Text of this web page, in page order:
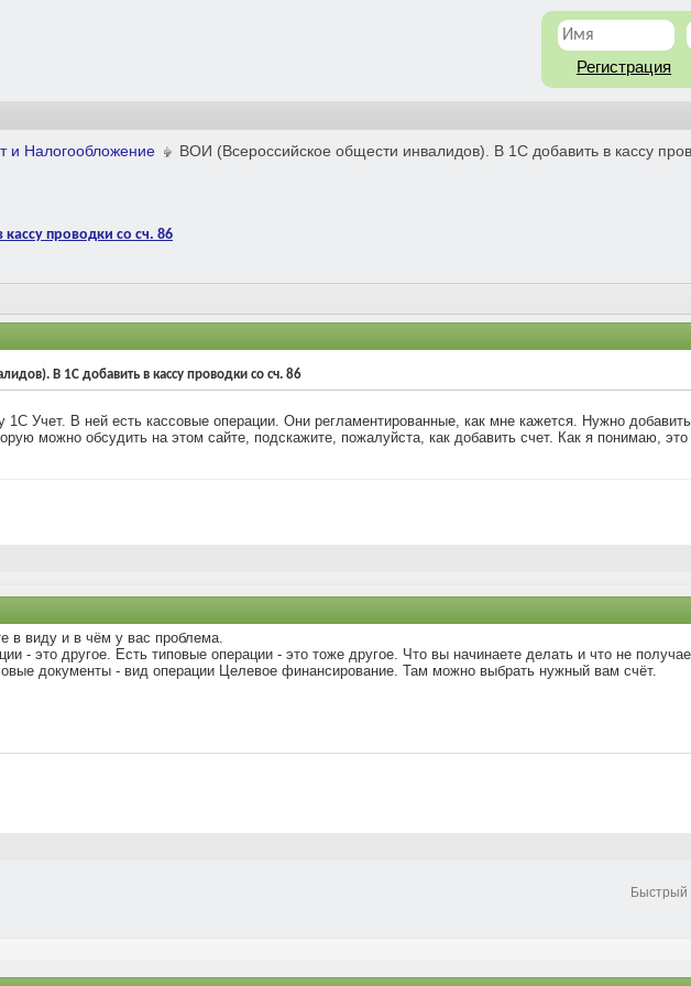
Регистрация
и Налогообложение ВОИ (Всероссийское общести инвалидов). В 1С добавить в кассу
проводки со сч. 86
В 1С добавить в кассу проводки со сч. 86
1С Учет. В ней есть кассовые операции. Они регламентированные, как мне кажется. Нужно
можно обсудить на этом сайте, подскажите, пожалуйста, как добавить счет. Как я понимаю,
в виду и в чём у вас проблема.
- это другое. Есть типовые операции - это тоже другое. Что вы начинаете делать и что не
документы - вид операции Целевое финансирование. Там можно выбрать нужный вам счёт.
Быстрый